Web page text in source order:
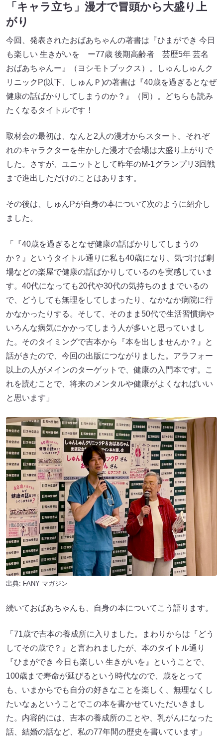
「キャラ立ち」漫才で冒頭から大盛り上
がり
今回、発表されたおばあちゃんの著書は『ひまができ 今日
も楽しい 生きがいを ー77歳 後期高齢者 芸歴5年 芸名
おばあちゃんー』（ヨシモトブックス）。しゅんしゅんク
リニックP(以下、しゅんＰ)の著書は『40歳を過ぎるとなぜ
健康の話ばかりしてしまうのか？』（同）。どちらも読み
たくなるタイトルです！
取材会の最初は、なんと2人の漫才からスタート。それぞ
れのキャラクターを生かした漫才で会場は大盛り上がりで
した。さすが、ユニットとして昨年のM-1グランプリ3回戦
まで進出しただけのことはあります。
その後は、しゅんPが自身の本について次のように紹介し
ました。
「『40歳を過ぎるとなぜ健康の話ばかりしてしまうの
か？』というタイトル通りに私も40歳になり、気づけば劇
場などの楽屋で健康の話ばかりしているのを実感していま
す。40代になっても20代や30代の気持ちのままでいるの
で、どうしても無理をしてしまったり、なかなか病院に行
かなかったりする。そして、そのまま50代で生活習慣病や
いろんな病気にかかってしまう人が多いと思っていまし
た。そのタイミングで吉本から『本を出しませんか？』と
話がきたので、今回の出版につながりました。アラフォー
以上の人がメインのターゲットで、健康の入門本です。こ
れを読むことで、将来のメンタルや健康がよくなればいい
と思います」
出典: FANY マガジン
続いておばあちゃんも、自身の本についてこう語ります。
「71歳で吉本の養成所に入りました。まわりからは『どう
してその歳で？』と言われましたが、本のタイトル通り
『ひまができ 今日も楽しい 生きがいを』ということで、
100歳まで寿命が延びるという時代なので、歳をとって
も、いまからでも自分の好きなことを楽しく、無理なくし
たいなぁということでこの本を書かせていただいきまし
た。内容的には、吉本の養成所のことや、乳がんになった
話、結婚の話など、私の77年間の歴史を書いています」